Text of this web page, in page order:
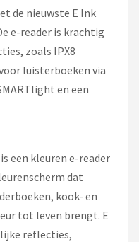
de nieuwste E Ink
e-reader is krachtig
zoals IPX8
luisterboeken via
en een
een kleuren e-reader
dat
kook- en
tot leven brengt. E
reflecties,